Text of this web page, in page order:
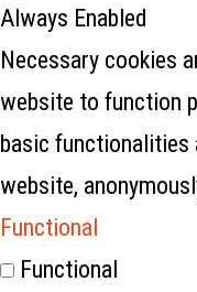
Always Enabled
Necessary cookies
website to function
basic functionalities
website,
Functional
Functional